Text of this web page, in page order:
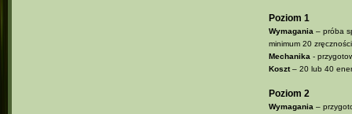
Poziom 1
Wymagania– próba
minimum 20
Mechanika-
Koszt– 20 lub 40
Poziom 2
Wymagania–